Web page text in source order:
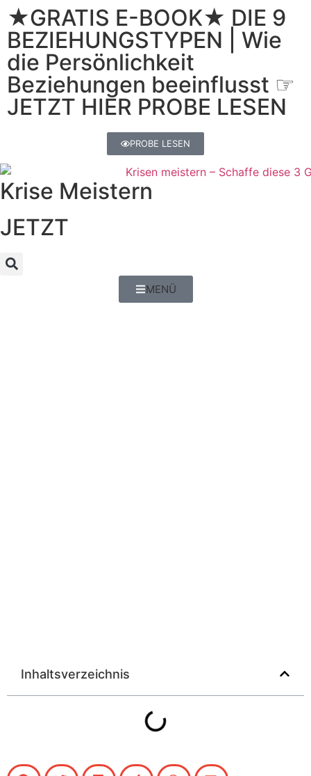
★GRATIS E-BOOK★ DIE 9
BEZIEHUNGSTYPEN | Wie
die Persönlichkeit
Beziehungen beeinflusst ☞
JETZT HIER PROBE LESEN
PROBE LESEN
Krise Meistern
JETZT
MENÜ
Inhaltsverzeichnis